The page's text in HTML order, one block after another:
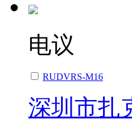
电议
RUDVRS-M16
深圳市扎